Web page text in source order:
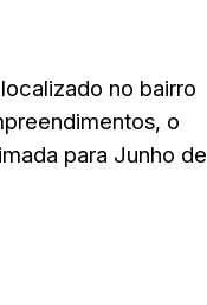
no bairro
o
para Junho de